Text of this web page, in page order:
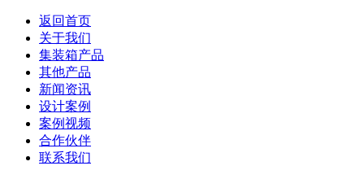
返回首页
关于我们
集装箱产品
其他产品
新闻资讯
设计案例
案例视频
合作伙伴
联系我们